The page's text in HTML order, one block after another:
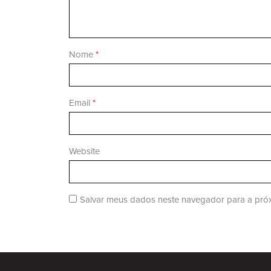
Nome *
Email *
Website
Salvar meus dados neste navegador para a